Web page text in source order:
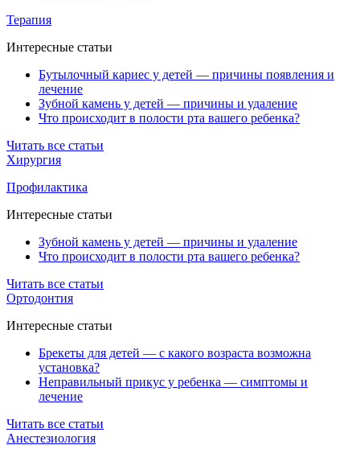
Терапия
Интересные статьи
Бутылочный кариес у детей — причины появления и
лечение
Зубной камень у детей — причины и удаление
Что происходит в полости рта вашего ребенка?
Читать все статьи
Хирургия
Профилактика
Интересные статьи
Зубной камень у детей — причины и удаление
Что происходит в полости рта вашего ребенка?
Читать все статьи
Ортодонтия
Интересные статьи
Брекеты для детей — с какого возраста возможна
установка?
Неправильный прикус у ребенка — симптомы и
лечение
Читать все статьи
Анестезиология